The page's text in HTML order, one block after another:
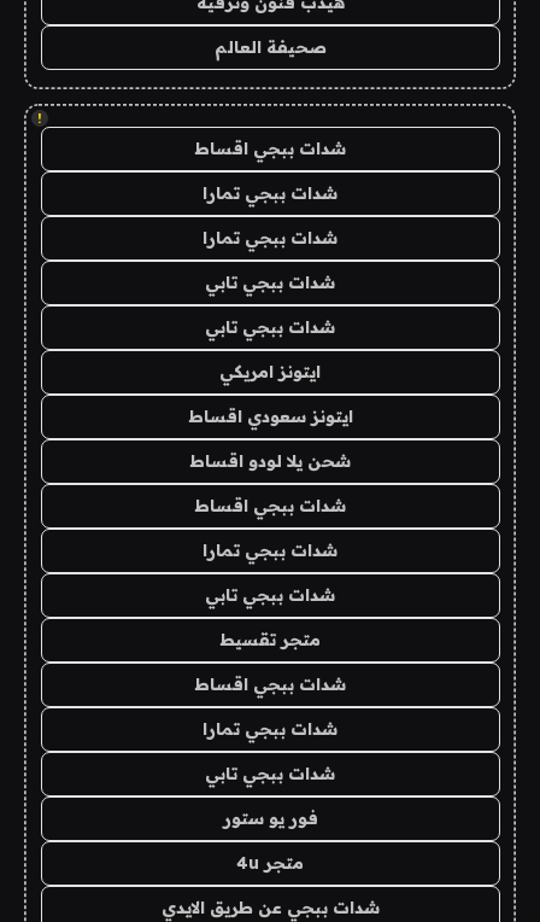
صحيفة العالم
!
شدات ببجي اقساط
شدات ببجي تمارا
شدات ببجي تمارا
شدات ببجي تابي
شدات ببجي تابي
ايتونز امريكي
ايتونز سعودي اقساط
شحن يلا لودو اقساط
شدات ببجي اقساط
شدات ببجي تمارا
شدات ببجي تابي
متجر تقسيط
شدات ببجي اقساط
شدات ببجي تمارا
شدات ببجي تابي
فور يو ستور
متجر 4u
شدات ببجي عن طريق الايدي